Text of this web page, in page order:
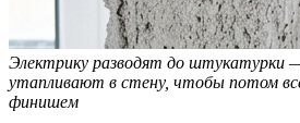
Электрику разводят до штукатурки —
утапливают в стену, чтобы потом
финишем